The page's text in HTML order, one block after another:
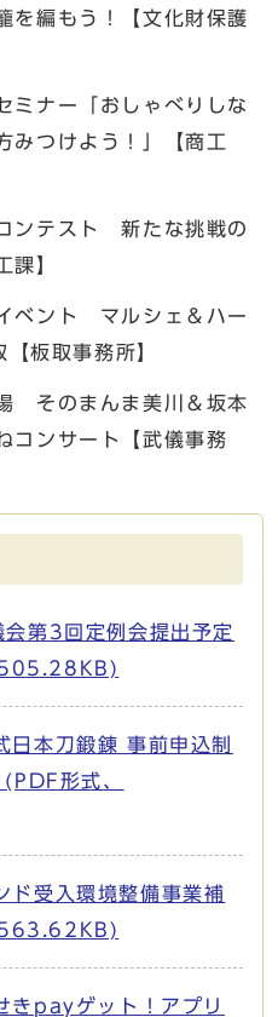
編もう！【文化財保護
ミナー「おしゃべりしな
みつけよう！」【商工
ンテスト 新たな挑戦の
課】
ベント マルシェ＆ハー
板取事務所】
そのまんま美川＆坂本
コンサート【武儀事務
第3回定例会提出予定
本刀鍛錬 事前申込制
形式、
受入環境整備事業補
563.62KB)
payゲット！アプリ